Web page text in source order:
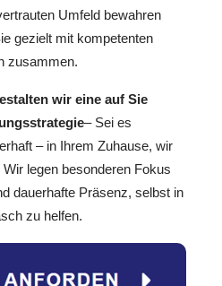
Umfeld bewahren
gezielt mit kompetenten
zusammen.
wir eine auf Sie
– Sei es
– in Ihrem Zuhause, wir
legen besonderen Fokus
dauerhafte Präsenz, selbst in
zu helfen.